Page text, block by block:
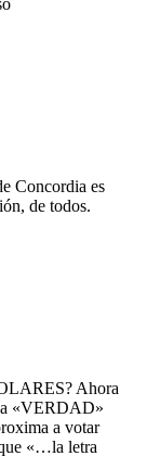
Concordia es
de todos.
Ahora
la «VERDAD»
a votar
«…la letra